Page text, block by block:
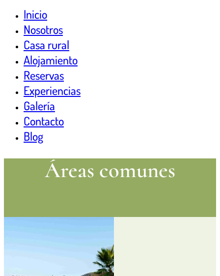
Inicio
Nosotros
Casa rural
Alojamiento
Reservas
Experiencias
Galería
Contacto
Blog
Áreas comunes